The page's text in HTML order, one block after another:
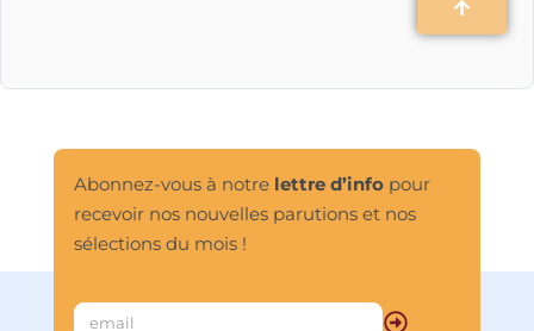
Abonnez-vous à notre lettre d’infopour
recevoir nos nouvelles parutions et nos
sélections du mois !